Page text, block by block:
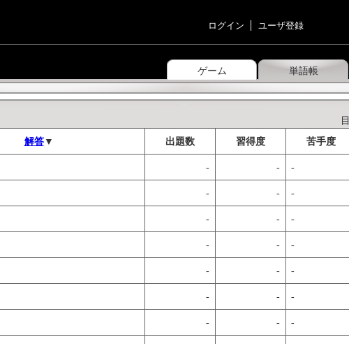
ログイン ユーザ登録
ゲーム 単語帳
目
解答▼ 出題数 習得度 苦手度
- - -
- - -
- - -
- - -
- - -
- - -
- - -